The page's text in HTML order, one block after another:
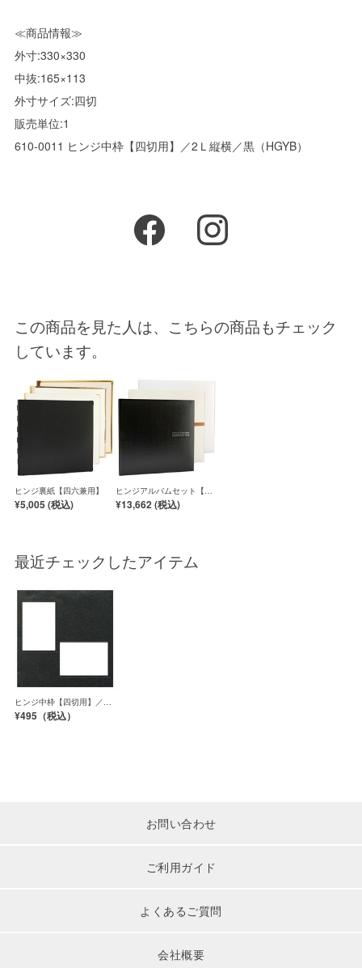
≪商品情報≫
外寸:330×330
中抜:165×113
外寸サイズ:四切
販売単位:1
610-0011 ヒンジ中枠【四切用】／2Ｌ縦横／黒（HGYB）
この商品を見た人は、こちらの商品もチェック
しています。
ヒンジ裏紙【四六兼用】
¥5,005 (税込)
ヒンジアルバムセット【四
六兼用】
¥13,662 (税込)
最近チェックしたアイテム
ヒンジ中枠【四切用】／2
Ｌ縦横／黒（HGYB）
¥495（税込）
お問い合わせ
ご利用ガイド
よくあるご質問
会社概要